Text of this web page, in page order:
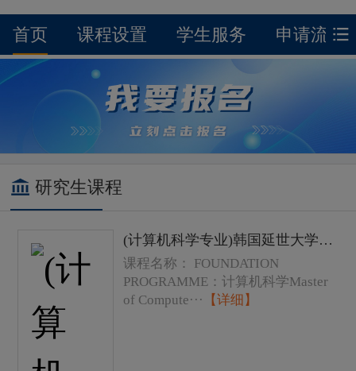
首页 课程设置 学生服务 申请流程
研究生课程
(计算机科学专业)韩国延世大学硕士学位研究生课程费用以及学费
课程名称： FOUNDATION
PROGRAMME：计算机科学Master
of Compute···
【详细】